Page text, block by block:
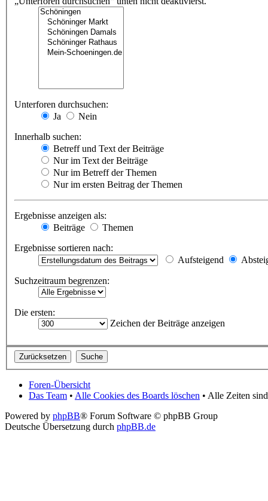
Unterforen durchsuchen:
Ja
Nein
Innerhalb suchen:
Betreff und Text der Beiträge
Nur im Text der Beiträge
Nur im Betreff der Themen
Nur im ersten Beitrag der Themen
Ergebnisse anzeigen als:
Beiträge
Themen
Ergebnisse sortieren nach:
Aufsteigend
Suchzeitraum begrenzen:
Die ersten:
Zeichen der Beiträge anzeigen
Foren-Übersicht
Das Team • Alle Cookies des Boards löschen • Alle Zeiten
Powered by phpBB® Forum Software © phpBB Group
Deutsche Übersetzung durch phpBB.de